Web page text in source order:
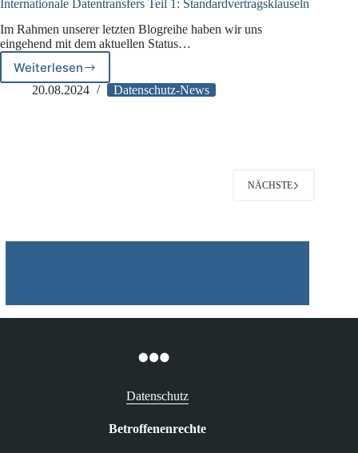
Internationale Datentransfers Teil 1: Standardvertragsklauseln
Im Rahmen unserer letzten Blogreihe haben wir uns
eingehend mit dem aktuellen Status…
WeiterlesenInternationale
Datentransfers
20.08.2024 Datenschutz-News
NÄCHSTE
Datenschutz
Betroffenenrechte